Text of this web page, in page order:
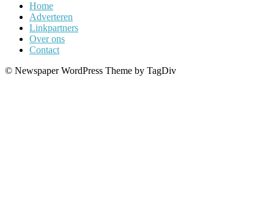
Home
Adverteren
Linkpartners
Over ons
Contact
© Newspaper WordPress Theme by TagDiv